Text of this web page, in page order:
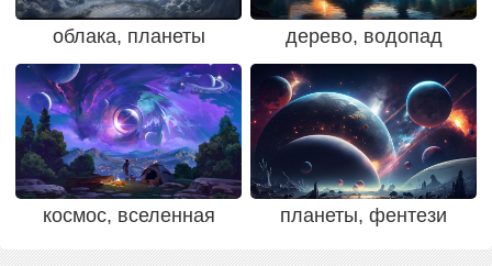
облака, планеты дерево, водопад
космос, вселенная планеты, фентези